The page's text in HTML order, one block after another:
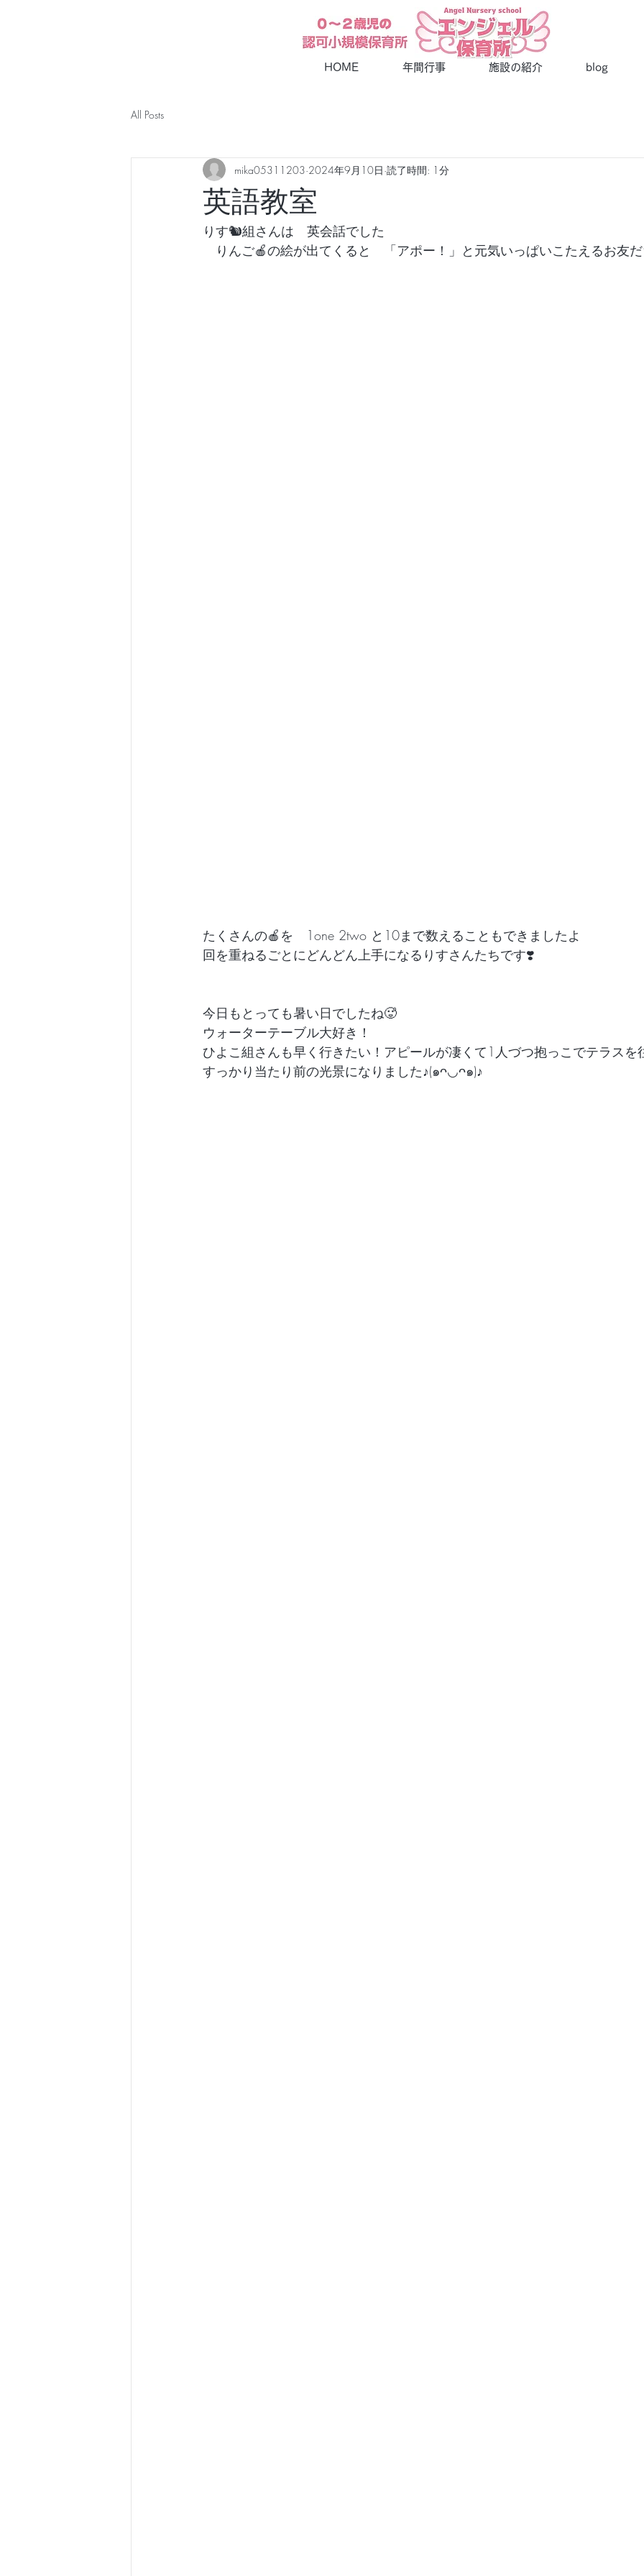
​エンジェル保育所
HOME 年間行事 施設の紹介 blog
All Posts
英語教室
mika05311203 2024年9月10日 読了時間: 1分
りす🐿️組さんは　英会話でした
りんご🍎の絵が出てくると　「アポー！」と元気いっぱいこたえるお友
たくさんの🍎を　1one 2two と10まで数えることもできましたよ
回を重ねるごとにどんどん上手になるりすさんたちです❣️
今日もとっても暑い日でしたね🥵
ウォーターテーブル大好き！
ひよこ組さんも早く行きたい！アピールが凄くて1人づつ抱っこでテラスを
すっかり当たり前の光景になりました♪(๑ᴖ◡ᴖ๑)♪